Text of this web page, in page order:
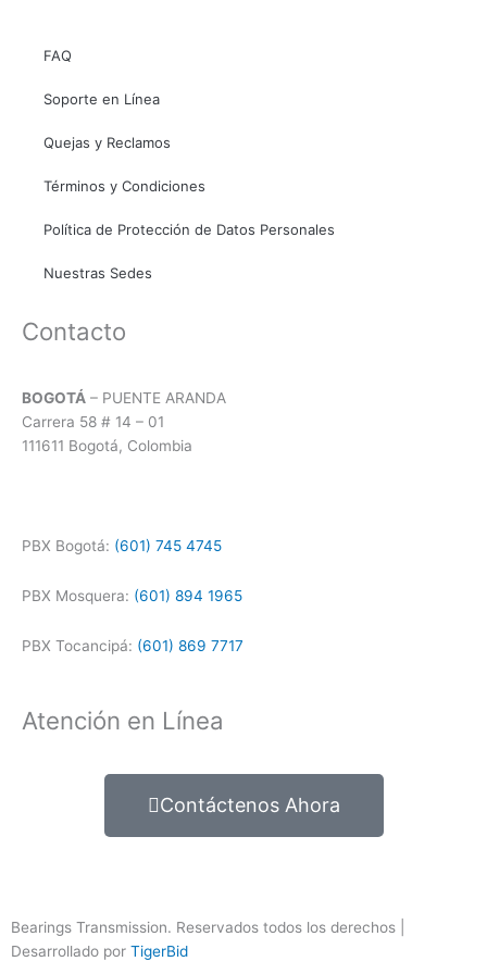
o
m
FAQ
Soporte en Línea
Quejas y Reclamos
Términos y Condiciones
Política de Protección de Datos Personales
Nuestras Sedes
Contacto
BOGOTÁ – PUENTE ARANDA
Carrera 58 # 14 – 01
111611 Bogotá, Colombia
PBX Bogotá: (601) 745 4745
PBX Mosquera: (601) 894 1965
PBX Tocancipá: (601) 869 7717
Atención en Línea
Contáctenos Ahora
Bearings Transmission. Reservados todos los derechos |
Desarrollado por TigerBid